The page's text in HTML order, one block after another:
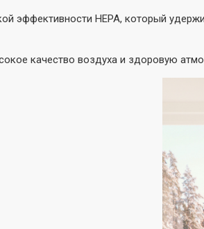
эффективности HEPA, который
качество воздуха и здоровую